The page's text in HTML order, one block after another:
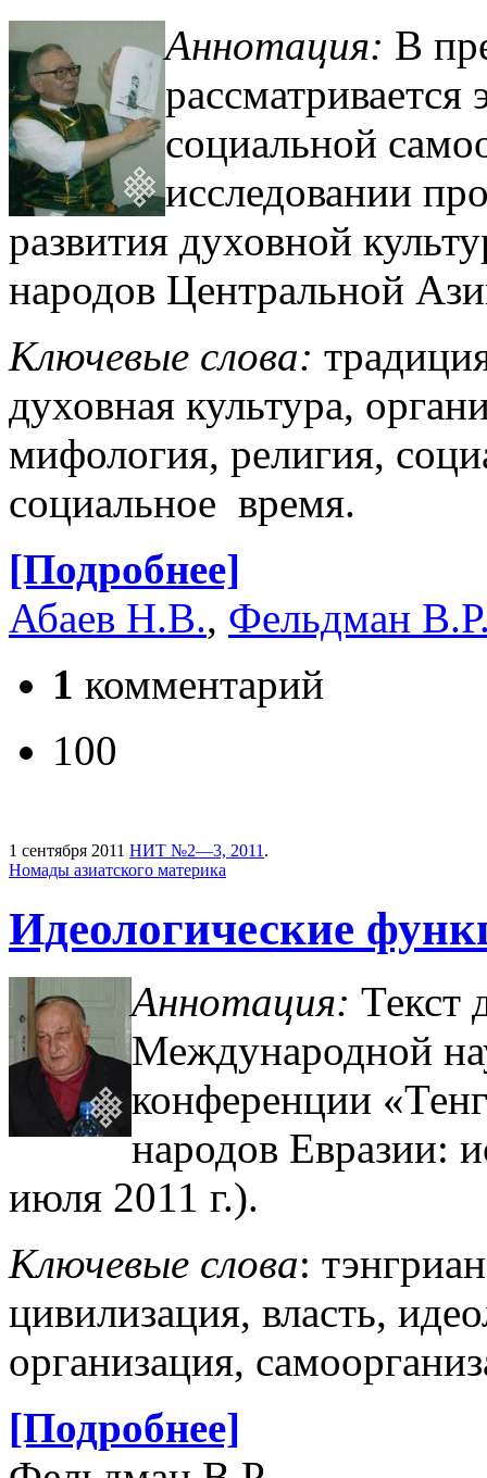
Аннотация: В
рассматривается
социальной
исследовании
развития духовной
народов Центральной
Ключевые слова:
духовная культура,
мифология, религия,
социальное время.
[Подробнее]
Абаев Н.В., Фельдман
1 комментарий
100
1 сентября 2011 НИТ №2—3, 2011 .
Номады азиатского материка
Идеологические
Аннотация: Текст
Международной
конференции
народов Евразии:
июля 2011 г.).
Ключевые слова:
цивилизация, власть,
организация,
[Подробнее]